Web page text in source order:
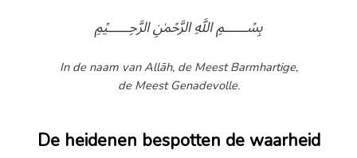
In de naam van Allāh, de Meest Barmhartige,
de Meest Genadevolle.
﷽
De heidenen bespotten de waarheid